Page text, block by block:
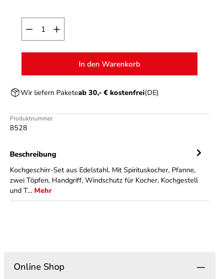
Produkt Anzahl: Gib den gewünschten Wert
In den Warenkorb
Wir liefern Paketeab 30,- € kostenfrei(DE)
Produktnummer:
8528
Beschreibung
Kochgeschirr-Set aus Edelstahl. Mit Spirituskocher, Pfanne,
zwei Töpfen, Handgriff, Windschutz für Kocher, Kochgestell
und T… Mehr
Online Shop